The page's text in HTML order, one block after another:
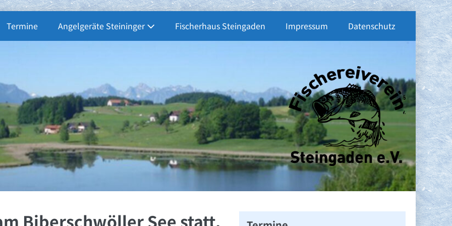
Termine Angelgeräte Steininger Fischerhaus Steingaden Impressum Datenschutz
Biberschwöller See statt.